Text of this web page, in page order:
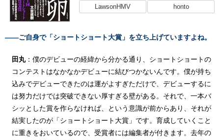
LawsonHMV
honto
――ご自身で「ショートショート大賞」を立ち上げていますよね。
田丸：僕のデビューの経緯から分かる通り、ショートショートの
コンテストはなかなかデビューに結びつかないんです。僕が持ち
込みでデビューできたのは運がよすぎただけで、デビューするに
は努力だけでは突破できない厚すぎる壁がある。それで、一本バ
シッとした賞を作らなければ、という意識が前からあり、それが
結実したのが「ショートショート大賞」です。育成していくこと
に重きをおいているので、受賞者には編集者が付きます。去年の